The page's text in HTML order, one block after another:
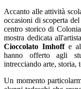
Accanto alle attività
occasioni di scoperta
centro storico di
mostra dedicata
Cioccolato Imhoffe
hanno offerto agli
intrecciando arte, storia,
Un momento